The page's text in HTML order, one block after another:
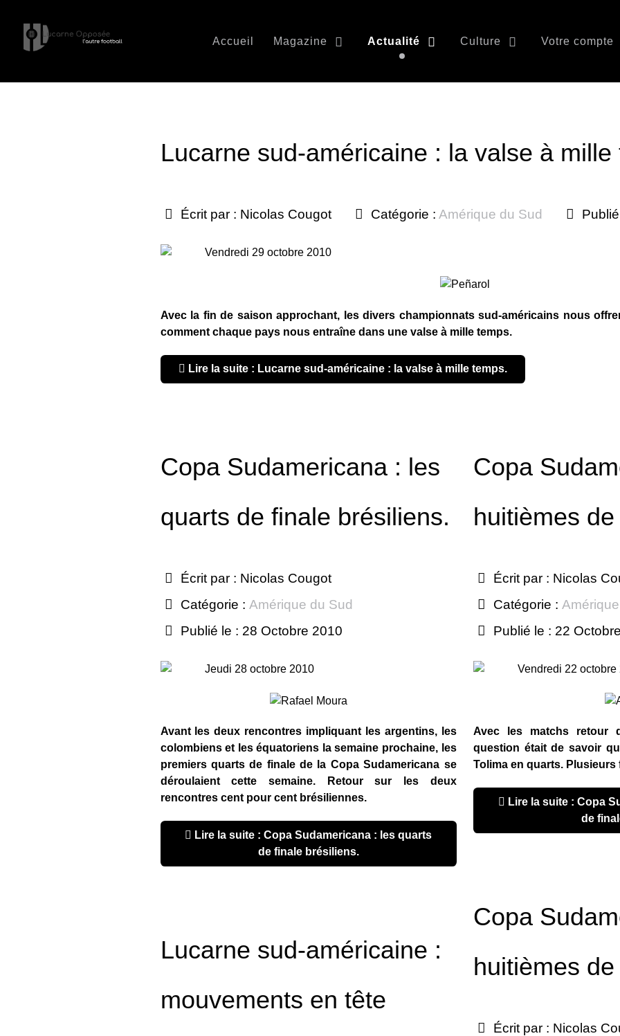
Accueil Magazine Actualité Culture Votre compte
Lucarne sud-américaine : la valse à mille
Écrit par : Nicolas Cougot Catégorie : Amérique du Sud
Vendredi 29 octobre 2010
Avec la fin de saison approchant, les divers championnats sud-américains nous
comment chaque pays nous entraîne dans une valse à mille temps.
Lire la suite : Lucarne sud-américaine : la valse à mille temps.
Copa Sudamericana : les
quarts de finale brésiliens.
Écrit par : Nicolas Cougot
Catégorie : Amérique du Sud
Publié le : 28 Octobre 2010
Jeudi 28 octobre 2010
Avant les deux rencontres impliquant les argentins, les
colombiens et les équatoriens la semaine prochaine, les
premiers quarts de finale de la Copa Sudamericana se
déroulaient cette semaine. Retour sur les deux
rencontres cent pour cent brésiliennes.
de finale brésiliens.
Lucarne sud-américaine :
mouvements en tête
Copa
huitièmes
Écrit par : Nicolas
Catégorie :
Publié le : 22
Vendredi 22 octobre
Avec les matchs retour
question était de savoir
Tolima en quarts.
de
Copa
huitièmes
Écrit par : Nicolas